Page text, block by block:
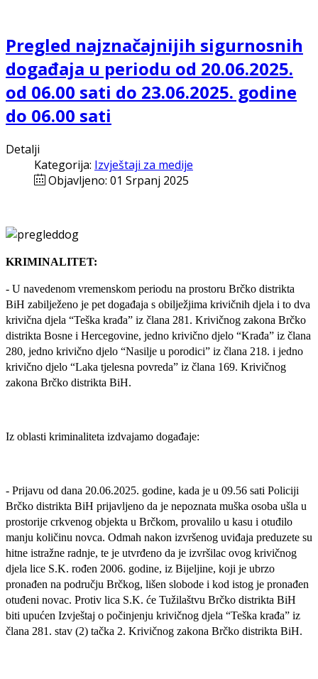
Pregled najznačajnijih sigurnosnih
događaja u periodu od 20.06.2025.
od 06.00 sati do 23.06.2025. godine
do 06.00 sati
Detalji
Kategorija: Izvještaji za medije
Objavljeno: 01 Srpanj 2025
KRIMINALITET:
- U navedenom vremenskom periodu na prostoru Brčko distrikta
BiH zabilježeno je pet događaja s obilježjima krivičnih djela i to dva
krivična djela “Teška krađa” iz člana 281. Krivičnog zakona Brčko
distrikta Bosne i Hercegovine, jedno krivično djelo “Krađa” iz člana
280, jedno krivično djelo “Nasilje u porodici” iz člana 218. i jedno
krivično djelo “Laka tjelesna povreda” iz člana 169. Krivičnog
zakona Brčko distrikta BiH.
Iz oblasti kriminaliteta izdvajamo događaje:
- Prijavu od dana 20.06.2025. godine, kada je u 09.56 sati Policiji
Brčko distrikta BiH prijavljeno da je nepoznata muška osoba ušla u
prostorije crkvenog objekta u Brčkom, provalilo u kasu i otuđilo
manju količinu novca. Odmah nakon izvršenog uviđaja preduzete su
hitne istražne radnje, te je utvrđeno da je izvršilac ovog krivičnog
djela lice S.K. rođen 2006. godine, iz Bijeljine, koji je ubrzo
pronađen na području Brčkog, lišen slobode i kod istog je pronađen
otuđeni novac. Protiv lica S.K. će Tužilaštvu Brčko distrikta BiH
biti upućen Izvještaj o počinjenju krivičnog djela “Teška krađa” iz
člana 281. stav (2) tačka 2. Krivičnog zakona Brčko distrikta BiH.